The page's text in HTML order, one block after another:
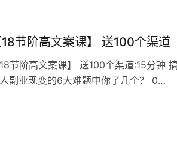
节阶高‬文案课】 送100个渠道
节阶高‬文案课】 送100个渠道:15分钟
副业现变‬的6大难题中你‬了几个？ 0…